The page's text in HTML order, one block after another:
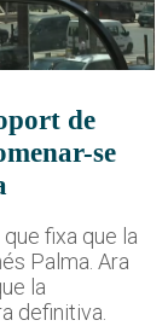
de
se
fixa que la
Palma. Ara
la
definitiva.